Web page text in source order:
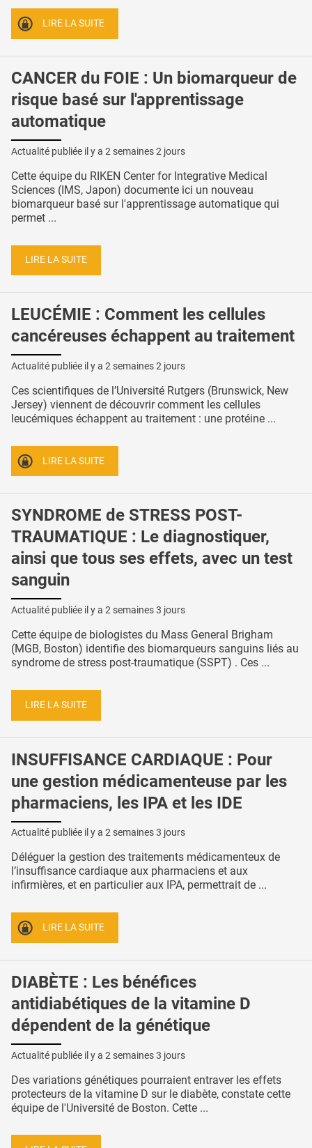
LIRE LA SUITE
CANCER du FOIE : Un biomarqueur de
risque basé sur l'apprentissage
automatique
Actualité publiée il y a 2 semaines 2 jours
Cette équipe du RIKEN Center for Integrative Medical
Sciences (IMS, Japon) documente ici un nouveau
biomarqueur basé sur l'apprentissage automatique qui
permet ...
LIRE LA SUITE
LEUCÉMIE : Comment les cellules
cancéreuses échappent au traitement
Actualité publiée il y a 2 semaines 2 jours
Ces scientifiques de l’Université Rutgers (Brunswick, New
Jersey) viennent de découvrir comment les cellules
leucémiques échappent au traitement : une protéine ...
LIRE LA SUITE
SYNDROME de STRESS POST-
TRAUMATIQUE : Le diagnostiquer,
ainsi que tous ses effets, avec un test
sanguin
Actualité publiée il y a 2 semaines 3 jours
Cette équipe de biologistes du Mass General Brigham
(MGB, Boston) identifie des biomarqueurs sanguins liés au
syndrome de stress post-traumatique (SSPT) . Ces ...
LIRE LA SUITE
INSUFFISANCE CARDIAQUE : Pour
une gestion médicamenteuse par les
pharmaciens, les IPA et les IDE
Actualité publiée il y a 2 semaines 3 jours
Déléguer la gestion des traitements médicamenteux de
l’insuffisance cardiaque aux pharmaciens et aux
infirmières, et en particulier aux IPA, permettrait de ...
LIRE LA SUITE
DIABÈTE : Les bénéfices
antidiabétiques de la vitamine D
dépendent de la génétique
Actualité publiée il y a 2 semaines 3 jours
Des variations génétiques pourraient entraver les effets
protecteurs de la vitamine D sur le diabète, constate cette
équipe de l'Université de Boston. Cette ...